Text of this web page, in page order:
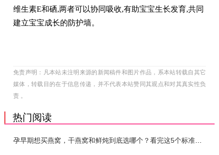
维生素E和硒,两者可以协同吸收,有助宝宝生长发育,共同
建立宝宝成长的防护墙。
免责声明：凡本站未注明来源的新闻稿件和图片作品，系本站转载自其它
媒体，转载目的在于信息传递，并不代表本站赞同其观点和对其真实性负
责 。
热门阅读
孕早期想买燕窝，干燕窝和鲜炖到底选哪个？看完这5个标准再下单